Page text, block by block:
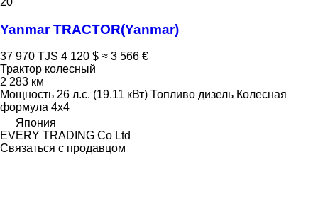
Yanmar TRACTOR(Yanmar)
37 970 TJS 4 120 $ ≈ 3 566 €
Трактор колесный
2 283 км
Мощность 26 л.с. (19.11 кВт) Топливо дизель Колесная
формула 4x4
Япония
EVERY TRADING Co Ltd
Связаться с продавцом